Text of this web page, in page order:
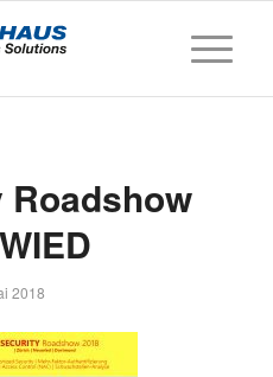
Roadshow
2018